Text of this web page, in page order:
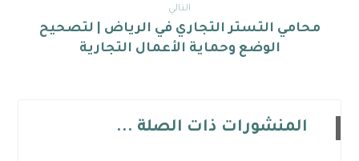
التالي
محامي التستر التجاري في الرياض | لتصحيح
الوضع وحماية الأعمال التجارية
المنشورات ذات الصلة ...